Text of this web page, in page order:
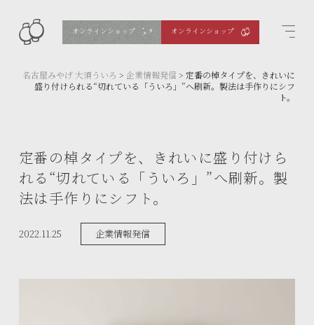
オンラインショップ オンラインショップ
名古屋みやげ 大須ういろ > 企業情報発信 >定番の棹タイプを、きれいに
盛り付けられる“切れている「ういろ」”へ刷新。製法は手作りにシフ
ト。
定番の棹タイプを、きれいに盛り付けら
れる“切れている「ういろ」”へ刷新。製
法は手作りにシフト。
2022.11.25 企業情報発信